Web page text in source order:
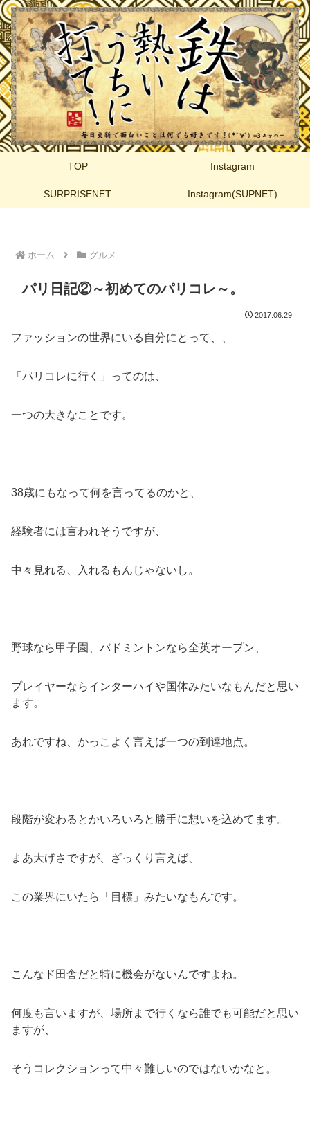
TOP Instagram
SURPRISENET Instagram(SUPNET)
ホーム グルメ
パリ日記②～初めてのパリコレ～。
2017.06.29
ファッションの世界にいる自分にとって、、
「パリコレに行く」ってのは、
一つの大きなことです。
38歳にもなって何を言ってるのかと、
経験者には言われそうですが、
中々見れる、入れるもんじゃないし。
野球なら甲子園、バドミントンなら全英オープン、
プレイヤーならインターハイや国体みたいなもんだと思い
ます。
あれですね、かっこよく言えば一つの到達地点。
段階が変わるとかいろいろと勝手に想いを込めてます。
まあ大げさですが、ざっくり言えば、
この業界にいたら「目標」みたいなもんです。
こんなド田舎だと特に機会がないんですよね。
何度も言いますが、場所まで行くなら誰でも可能だと思い
ますが、
そうコレクションって中々難しいのではないかなと。